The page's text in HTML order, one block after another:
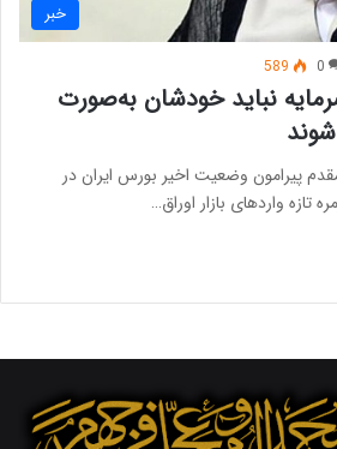
خبر
0
589
نباید خودشان به‌صورت
پیرامون وضعیت اخیر بورس ایران در
تازه واردهای بازار اوراق…